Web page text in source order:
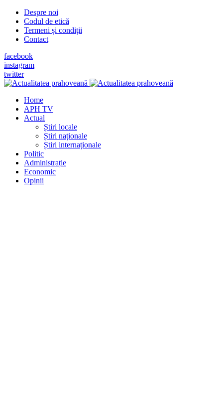
Despre noi
Codul de etică
Termeni și condiții
Contact
facebook
instagram
twitter
Home
APH TV
Actual
Știri locale
Știri naționale
Știri internaționale
Politic
Administrație
Economic
Opinii